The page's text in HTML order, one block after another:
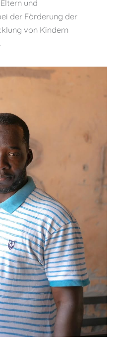
und
der Förderung der
von Kindern